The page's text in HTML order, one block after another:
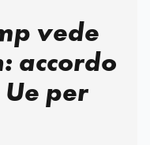
vede
accordo
per